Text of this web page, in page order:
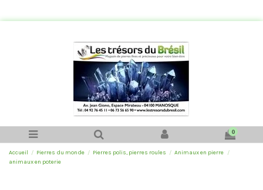
0
Accueil Pierres du monde Pierres polis, pierres roules
Animaux en pierre
animaux en poterie